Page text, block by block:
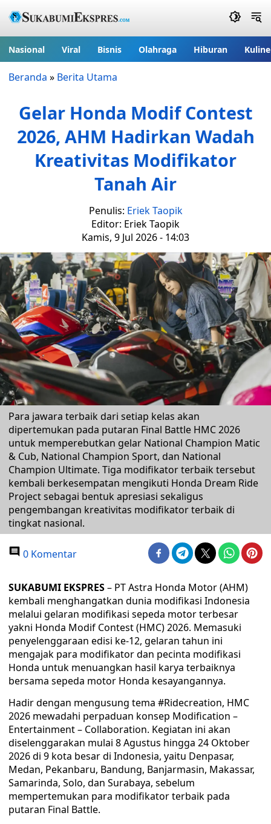
Nasional Viral Bisnis Olahraga Hiburan
Beranda » Berita Utama
Gelar Honda Modif Contest
2026, AHM Hadirkan Wadah
Kreativitas Modifikator
Tanah Air
Penulis: Eriek Taopik
Editor: Eriek Taopik
Kamis, 9 Jul 2026 - 14:03
Para jawara terbaik dari setiap kelas akan
dipertemukan pada putaran Final Battle HMC 2026
untuk memperebutkan gelar National Champion Matic
& Cub, National Champion Sport, dan National
Champion Ultimate. Tiga modifikator terbaik tersebut
kembali berkesempatan mengikuti Honda Dream Ride
Project sebagai bentuk apresiasi sekaligus
pengembangan kreativitas modifikator terbaik di
tingkat nasional.
0 Komentar
SUKABUMI EKSPRES– PT Astra Honda Motor (AHM)
kembali menghangatkan dunia modifikasi Indonesia
melalui gelaran modifikasi sepeda motor terbesar
yakni Honda Modif Contest (HMC) 2026. Memasuki
penyelenggaraan edisi ke-12, gelaran tahun ini
mengajak para modifikator dan pecinta modifikasi
Honda untuk menuangkan hasil karya terbaiknya
bersama sepeda motor Honda kesayangannya.
Hadir dengan mengusung tema #Ridecreation, HMC
2026 mewadahi perpaduan konsep Modification –
Entertainment – Collaboration. Kegiatan ini akan
diselenggarakan mulai 8 Agustus hingga 24 Oktober
2026 di 9 kota besar di Indonesia, yaitu Denpasar,
Medan, Pekanbaru, Bandung, Banjarmasin, Makassar,
Samarinda, Solo, dan Surabaya, sebelum
mempertemukan para modifikator terbaik pada
putaran Final Battle.